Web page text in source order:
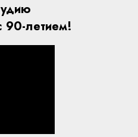
90-летием!